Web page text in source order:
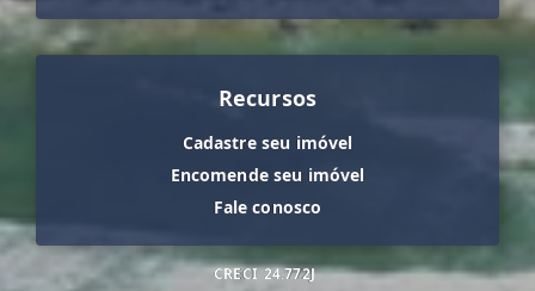
Recursos
Cadastre seu imóvel
Encomende seu imóvel
Fale conosco
CRECI 24.772J